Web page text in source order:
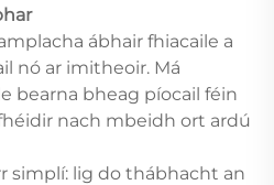
ábhair fhiacaile a
nó ar imitheoir. Má
bearna bheag píocail féin
nach mbeidh ort ardú
simplí: lig do thábhacht an